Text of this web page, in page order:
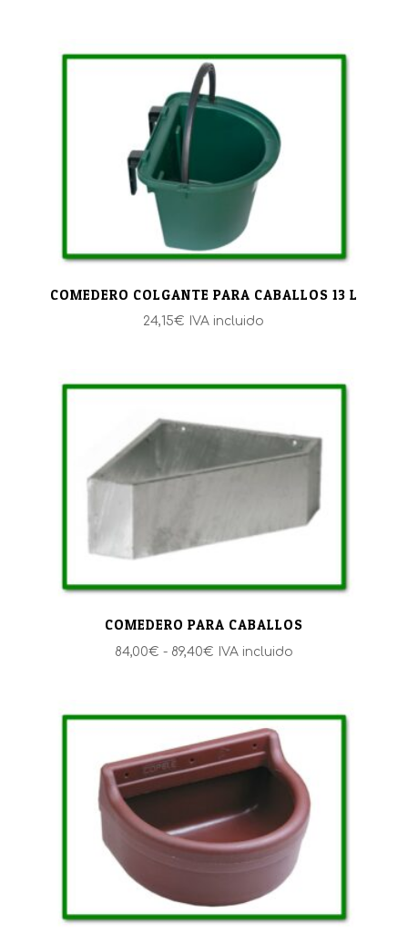
desde
hasta
777,60€
COMEDERO COLGANTE PARA CABALLOS 13 L
24,15€ IVA incluido
COMEDERO PARA CABALLOS
84,00€ - 89,40€Rango
desde
84,00€
hasta
89,40€
IVA incluido